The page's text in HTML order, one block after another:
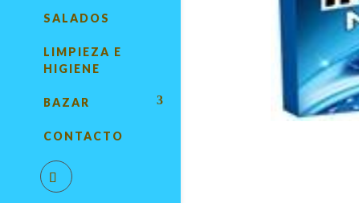
SALADOS
LIMPIEZA E
HIGIENE
BAZAR
CONTACTO